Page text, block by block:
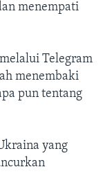
menempati
Telegram
menembaki
pun tentang
yang